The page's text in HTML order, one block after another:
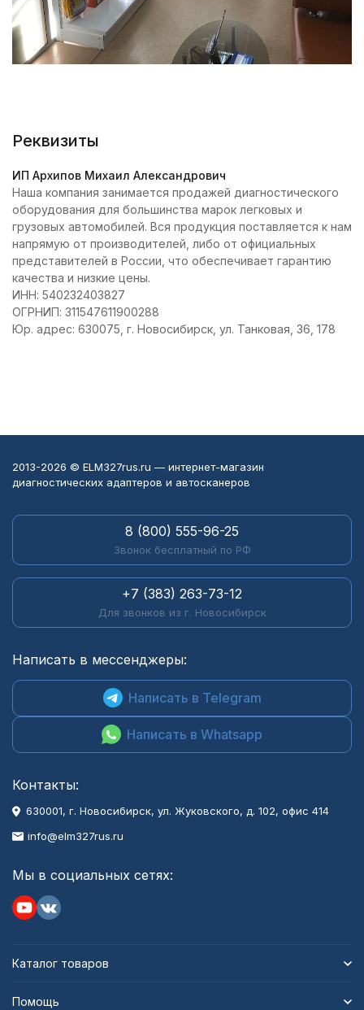
Реквизиты
ИП Архипов Михаил Александрович
Наша компания занимается продажей диагностического
оборудования для большинства марок легковых и
грузовых автомобилей. Вся продукция поставляется к нам
напрямую от производителей, либо от официальных
представителей в России, что обеспечивает гарантию
качества и низкие цены.
ИНН: 540232403827
ОГРНИП: 311547611900288
Юр. адрес: 630075, г. Новосибирск, ул. Танковая, 36, 178
2013-2026 © ELM327rus.ru — интернет-магазин
диагностических адаптеров и автосканеров
8 (800) 555-96-25
Звонок бесплатный по РФ
+7 (383) 263-73-12
Для звонков из г. Новосибирск
Написать в мессенджеры:
Написать в Telegram
Написать в Whatsapp
Контакты:
630001, г. Новосибирск, ул. Жуковского, д. 102, офис 414
info@elm327rus.ru
Мы в социальных сетях:
Каталог товаров
Помощь